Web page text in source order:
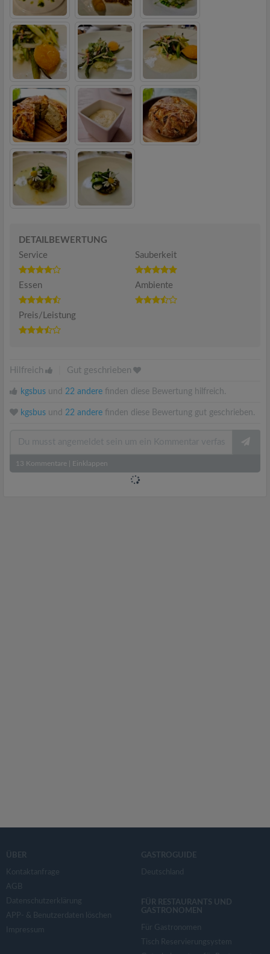
DETAILBEWERTUNG
Service
Sauberkeit
Essen Ambiente
Preis/Leistung
Hilfreich Gut geschrieben
kgsbus und 22 andere finden diese Bewertung hilfreich.
kgsbus und 22 andere finden diese Bewertung gut geschrieben.
13 Kommentare Einklappen
ÜBER
Kontaktanfrage
AGB
Datenschutzerklärung
APP- & Benutzerdaten löschen
Impressum
GASTROGUIDE
Deutschland
FÜR RESTAURANTS UND
GASTRONOMEN
Für Gastronomen
Tisch Reservierungsystem